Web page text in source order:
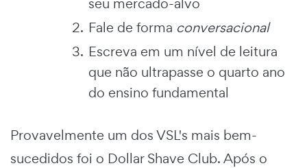
Fale de forma conversacional
Escreva em um nível de leitura
que não ultrapasse o quarto ano
do ensino fundamental
Provavelmente um dos VSL's mais bem-
sucedidos foi o Dollar Shave Club. Após o